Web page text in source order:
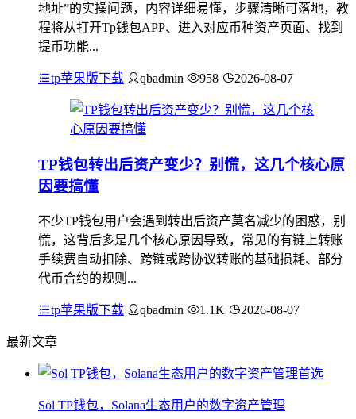
地址”的实操问题，内容详细易懂，步骤清晰可落地，教
程将从打开Tp钱包APP、进入对应币种资产页面、找到
提币功能...
tp苹果版下载 qbadmin 958 2026-08-07
TP钱包转出后资产变少？别慌，这几个核心原
因要搞懂
不少TP钱包用户会遇到转出后资产莫名减少的困惑，别
慌，这背后多是几个核心原因导致，常见的有链上转账
手续费自动扣除、跨链或跨协议转账的基础损耗、部分
代币合约的规则...
tp苹果版下载 qbadmin 1.1K 2026-08-07
最新文章
Sol TP钱包，Solana生态用户的数字资产管理